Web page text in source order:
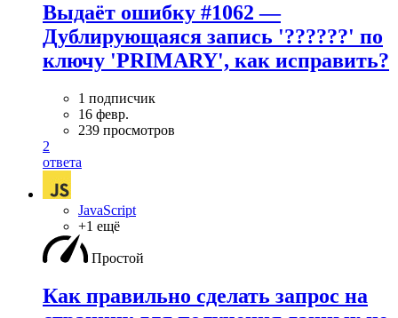
Выдаёт ошибку #1062 —
Дублирующаяся запись '??????' по
ключу 'PRIMARY', как исправить?
1 подписчик
16 февр.
239 просмотров
2
ответа
JavaScript
+1 ещё
Простой
Как правильно сделать запрос на